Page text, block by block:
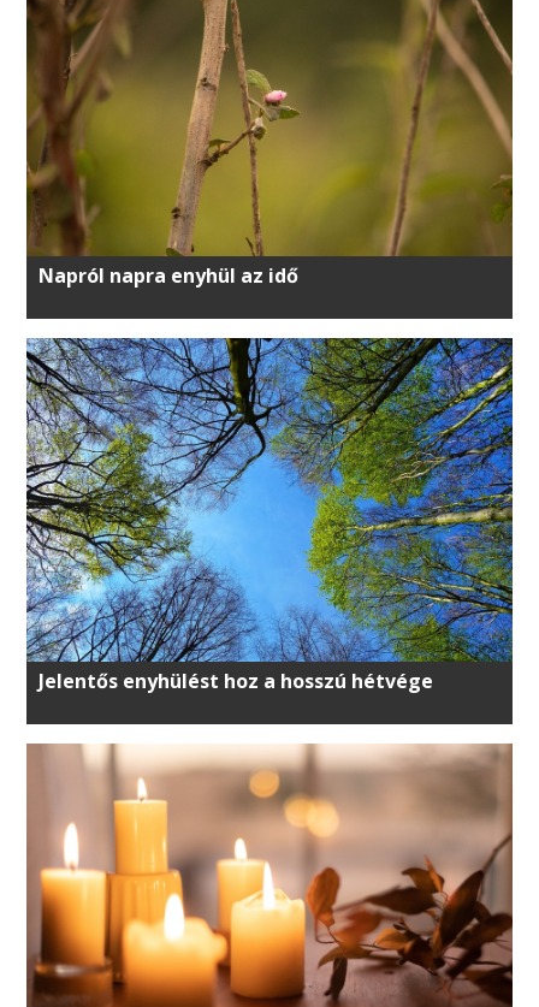
Napról napra enyhül az idő
Jelentős enyhülést hoz a hosszú hétvége